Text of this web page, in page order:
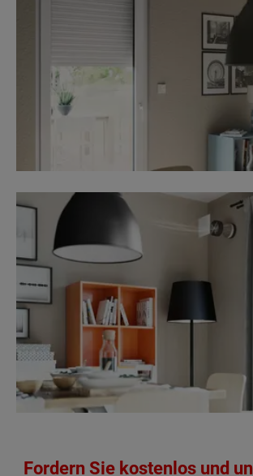
Fordern Sie kostenlos und